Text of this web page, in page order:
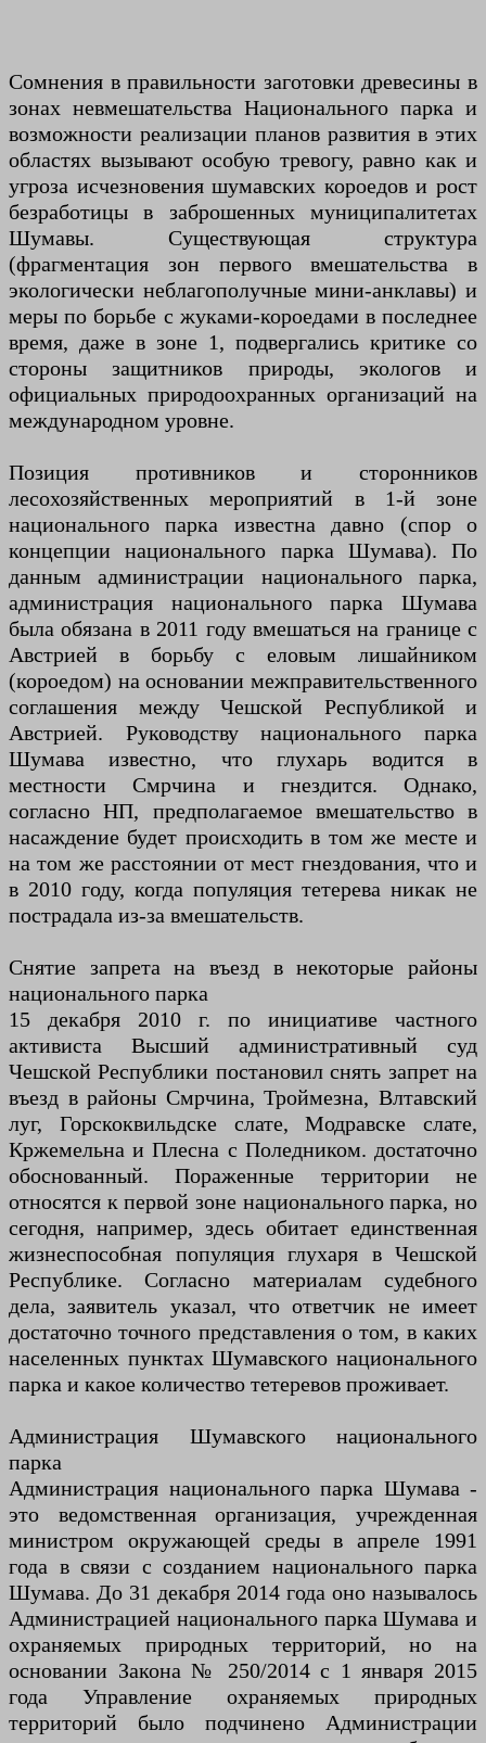
Сомнения в правильности заготовки древесины в
зонах невмешательства Национального парка и
возможности реализации планов развития в этих
областях вызывают особую тревогу, равно как и
угроза исчезновения шумавских короедов и рост
безработицы в заброшенных муниципалитетах
Шумавы. Существующая структура
(фрагментация зон первого вмешательства в
экологически неблагополучные мини-анклавы) и
меры по борьбе с жуками-короедами в последнее
время, даже в зоне 1, подвергались критике со
стороны защитников природы, экологов и
официальных природоохранных организаций на
международном уровне.
Позиция противников и сторонников
лесохозяйственных мероприятий в 1-й зоне
национального парка известна давно (спор о
концепции национального парка Шумава). По
данным администрации национального парка,
администрация национального парка Шумава
была обязана в 2011 году вмешаться на границе с
Австрией в борьбу с еловым лишайником
(короедом) на основании межправительственного
соглашения между Чешской Республикой и
Австрией. Руководству национального парка
Шумава известно, что глухарь водится в
местности Смрчина и гнездится. Однако,
согласно НП, предполагаемое вмешательство в
насаждение будет происходить в том же месте и
на том же расстоянии от мест гнездования, что и
в 2010 году, когда популяция тетерева никак не
пострадала из-за вмешательств.
Снятие запрета на въезд в некоторые районы
национального парка
15 декабря 2010 г. по инициативе частного
активиста Высший административный суд
Чешской Республики постановил снять запрет на
въезд в районы Смрчина, Троймезна, Влтавский
луг, Горскоквильдске слате, Модравске слате,
Кржемельна и Плесна с Поледником. достаточно
обоснованный. Пораженные территории не
относятся к первой зоне национального парка, но
сегодня, например, здесь обитает единственная
жизнеспособная популяция глухаря в Чешской
Республике. Согласно материалам судебного
дела, заявитель указал, что ответчик не имеет
достаточно точного представления о том, в каких
населенных пунктах Шумавского национального
парка и какое количество тетеревов проживает.
Администрация Шумавского национального
парка
Администрация национального парка Шумава -
это ведомственная организация, учрежденная
министром окружающей среды в апреле 1991
года в связи с созданием национального парка
Шумава. До 31 декабря 2014 года оно называлось
Администрацией национального парка Шумава и
охраняемых природных территорий, но на
основании Закона № 250/2014 с 1 января 2015
года Управление охраняемых природных
территорий было подчинено Администрации